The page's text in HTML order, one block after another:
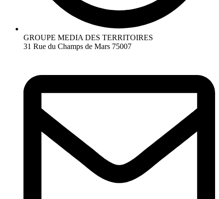
GROUPE MEDIA DES TERRITOIRES
31 Rue du Champs de Mars 75007